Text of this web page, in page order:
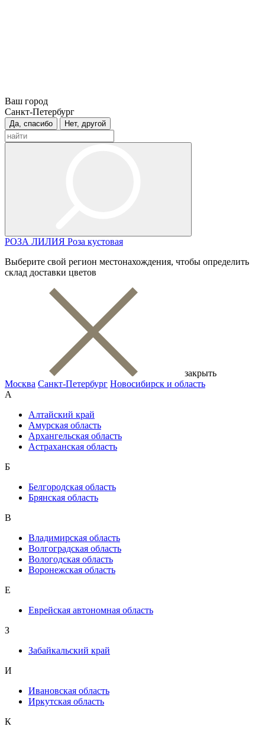
Ваш город
Санкт-Петербург
Да, спасибо Нет, другой
РОЗА ЛИЛИЯ Роза кустовая
Выберите свой регион местонахождения, чтобы определить
склад доставки цветов
закрыть
Москва Санкт-Петербург Новосибирск и область
А
Алтайский край
Амурская область
Архангельская область
Астраханская область
Б
Белгородская область
Брянская область
В
Владимирская область
Волгоградская область
Вологодская область
Воронежская область
Е
Еврейская автономная область
З
Забайкальский край
И
Ивановская область
Иркутская область
К